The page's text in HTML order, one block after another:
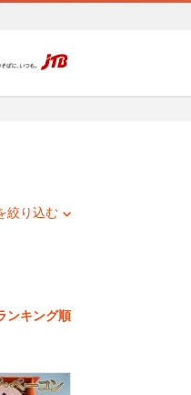
絞り込む
ンキング順